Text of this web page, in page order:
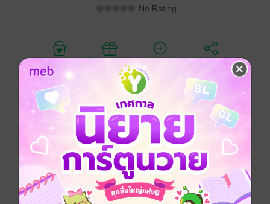
No Rating
อยากได้ ซื้อเป็นของขวัญ แชร์
แอกชัน ผจญภัย เวทมนตร์คาถา ผี / วิญญาณ
ป่า
ซีรีส์ พรานช้างจอมอาคม ภาค 2